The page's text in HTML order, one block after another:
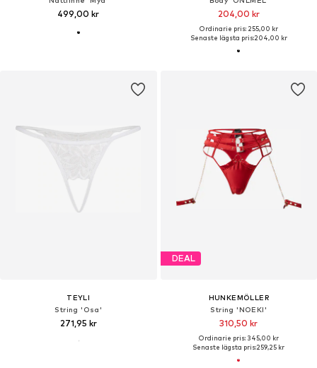
499,00 kr 204,00 kr
Ordinarie pris: 255,00 kr
Senaste lägsta pris:204,00 kr
TEYLI
String 'Osa'
271,95 kr
DEAL
HUNKEMÖLLER
String 'NOEKI'
310,50 kr
Ordinarie pris: 345,00 kr
Senaste lägsta pris:259,25 kr